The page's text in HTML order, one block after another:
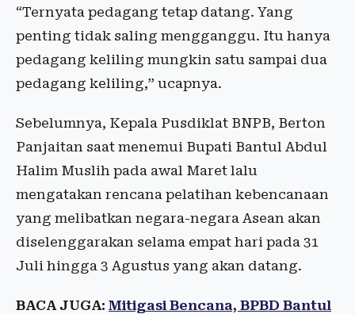
“Ternyata pedagang tetap datang. Yang
penting tidak saling mengganggu. Itu hanya
pedagang keliling mungkin satu sampai dua
pedagang keliling,” ucapnya.
Sebelumnya, Kepala Pusdiklat BNPB, Berton
Panjaitan saat menemui Bupati Bantul Abdul
Halim Muslih pada awal Maret lalu
mengatakan rencana pelatihan kebencanaan
yang melibatkan negara-negara Asean akan
diselenggarakan selama empat hari pada 31
Juli hingga 3 Agustus yang akan datang.
BACA JUGA: Mitigasi Bencana, BPBD Bantul